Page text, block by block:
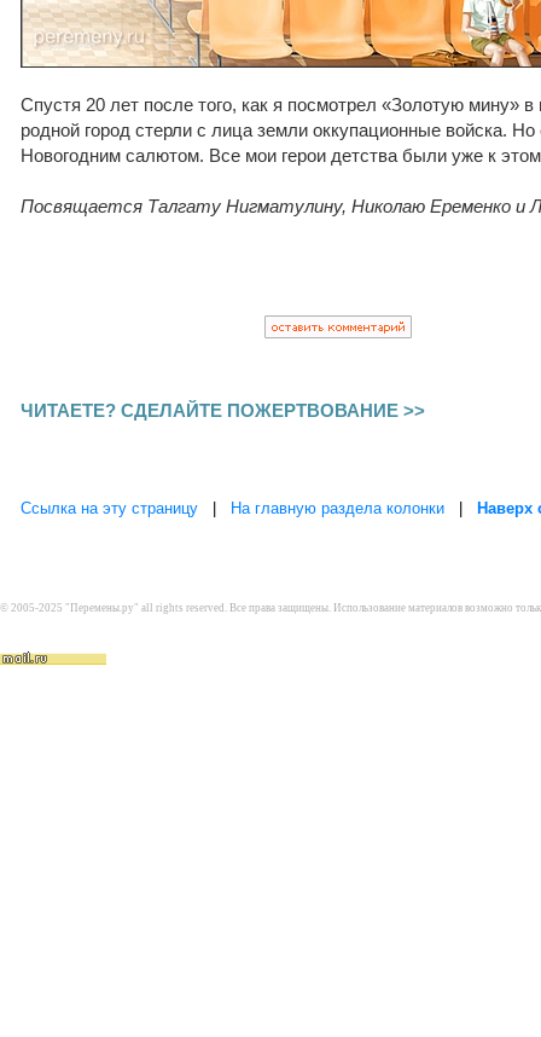
Спустя 20 лет после того, как я посмотрел «Золотую мину»
родной город стерли с лица земли оккупационные войска.
Новогодним салютом. Все мои герои детства были уже к
Посвящается Талгату Нигматулину, Николаю Еременко и
ЧИТАЕТЕ? СДЕЛАЙТЕ ПОЖЕРТВОВАНИЕ >>
Ссылка на эту страницу На главную раздела колонки Наверх
© 2005-2025 "Перемены.ру" all rights reserved. Все права защищены. Использование материалов возможно